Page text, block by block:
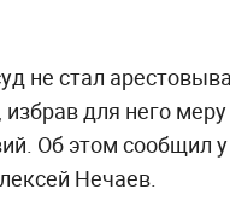
не стал
для него
Об этом сообщил
Нечаев.